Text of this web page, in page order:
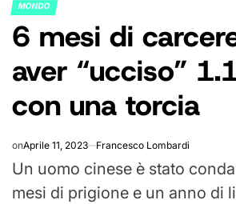
POSTED
IN
MONDO
6 mesi di
aver “ucciso”
con una torcia
onAprile 11, 2023 Francesco Lombardi
Un uomo cinese è stato
mesi di prigione e un anno di